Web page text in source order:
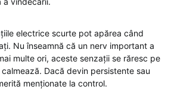
electrice scurte pot apărea când
Nu înseamnă că un nerv important a
multe ori, aceste senzații se răresc pe
Dacă devin persistente sau
menționate la control.